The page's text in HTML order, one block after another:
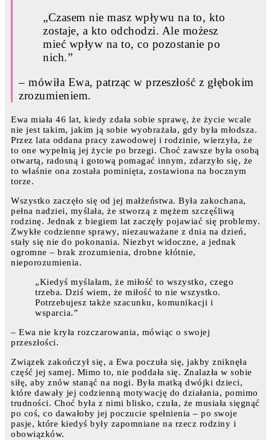
„Czasem nie masz wpływu na to, kto
zostaje, a kto odchodzi. Ale możesz
mieć wpływ na to, co pozostanie po
nich.”
– mówiła Ewa, patrząc w przeszłość z głębokim
zrozumieniem.
Ewa miała 46 lat, kiedy zdała sobie sprawę, że życie wcale
nie jest takim, jakim ją sobie wyobrażała, gdy była młodsza.
Przez lata oddana pracy zawodowej i rodzinie, wierzyła, że
to one wypełnią jej życie po brzegi. Choć zawsze była osobą
otwartą, radosną i gotową pomagać innym, zdarzyło się, że
to właśnie ona została pominięta, zostawiona na bocznym
torze.
Wszystko zaczęło się od jej małżeństwa. Była zakochana,
pełna nadziei, myślała, że stworzą z mężem szczęśliwą
rodzinę. Jednak z biegiem lat zaczęły pojawiać się problemy.
Zwykłe codzienne sprawy, niezauważane z dnia na dzień,
stały się nie do pokonania. Niezbyt widoczne, a jednak
ogromne – brak zrozumienia, drobne kłótnie,
nieporozumienia.
„Kiedyś myślałam, że miłość to wszystko, czego
trzeba. Dziś wiem, że miłość to nie wszystko.
Potrzebujesz także szacunku, komunikacji i
wsparcia.”
– Ewa nie kryła rozczarowania, mówiąc o swojej
przeszłości.
Związek zakończył się, a Ewa poczuła się, jakby zniknęła
część jej samej. Mimo to, nie poddała się. Znalazła w sobie
siłę, aby znów stanąć na nogi. Była matką dwójki dzieci,
które dawały jej codzienną motywację do działania, pomimo
trudności. Choć była z nimi blisko, czuła, że musiała sięgnąć
po coś, co dawałoby jej poczucie spełnienia – po swoje
pasje, które kiedyś były zapomniane na rzecz rodziny i
obowiązków.